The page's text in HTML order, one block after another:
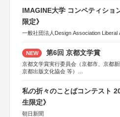
IMAGINE大学 コンペティショ
限定》
一般社団法人Design Association Liberal
NEW 第6回 京都文学賞
京都文学賞実行委員会（京都市、京都
京都出版文化協会 等）
KADOKAWA、河出書房新社、幻冬舎、
集英社、小学館、祥伝社、新潮社、淡
マ社、徳間書店、早川書房、PHP研究所
私の折々のことばコンテスト
生限定》
朝日新聞